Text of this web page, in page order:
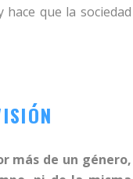
que la sociedad
más de un género,